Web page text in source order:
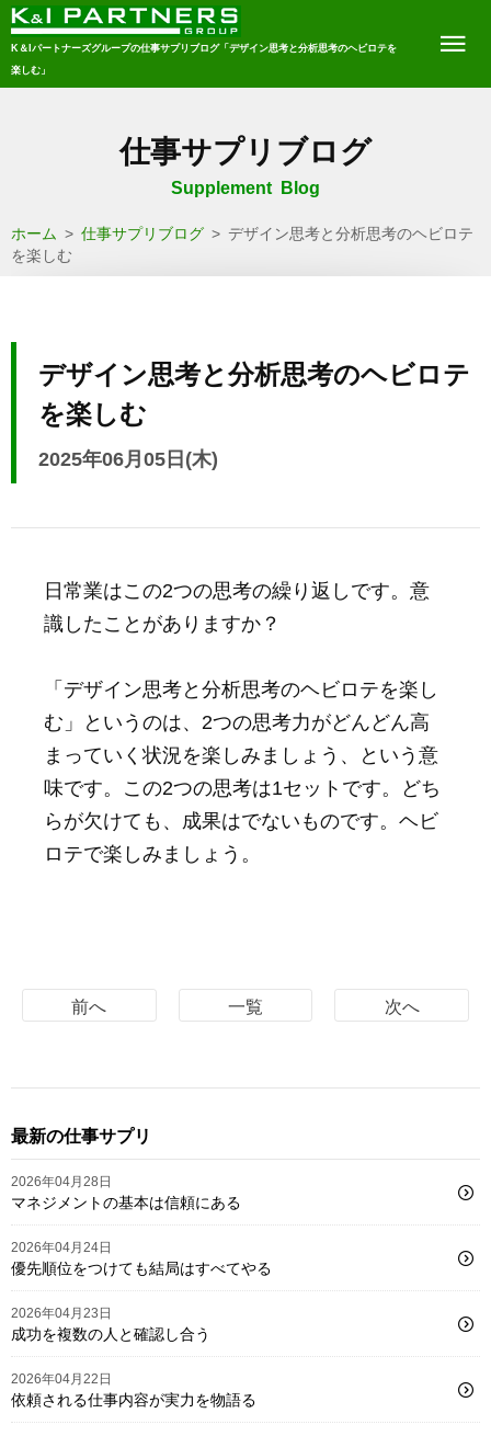
K＆Iパートナーズグループの仕事サプリブログ「デザイン思考と分析思考のヘビロテを
楽しむ」
仕事サプリブログ
Supplement Blog
ホーム > 仕事サプリブログ > デザイン思考と分析思考のヘビロテ
を楽しむ
デザイン思考と分析思考のヘビロテ
を楽しむ
2025年06月05日(木)
日常業はこの2つの思考の繰り返しです。意
識したことがありますか？
「デザイン思考と分析思考のヘビロテを楽し
む」というのは、2つの思考力がどんどん高
まっていく状況を楽しみましょう、という意
味です。この2つの思考は1セットです。どち
らが欠けても、成果はでないものです。ヘビ
ロテで楽しみましょう。
前へ 一覧 次へ
最新の仕事サプリ
2026年04月28日
マネジメントの基本は信頼にある
2026年04月24日
優先順位をつけても結局はすべてやる
2026年04月23日
成功を複数の人と確認し合う
2026年04月22日
依頼される仕事内容が実力を物語る